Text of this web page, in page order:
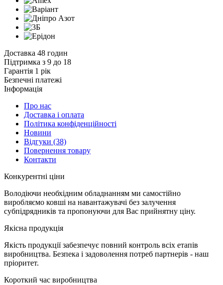
Доставка 48 годин
Підтримка з 9 до 18
Гарантія 1 рік
Безпечні платежі
Інформація
Про нас
Доставка і оплата
Політика конфіденційності
Новини
Відгуки (38)
Повернення товару
Контакти
Конкурентні ціни
Володіючи необхідним обладнанням ми самостійно
виробляємо ковші на навантажувачі без залучення
субпідрядників та пропонуючи для Вас прийнятну ціну.
Якісна продукція
Якість продукції забезпечує повний контроль всіх етапів
виробництва. Безпека і задоволення потреб партнерів - наш
пріоритет.
Короткий час виробництва